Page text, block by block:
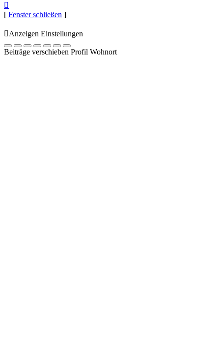
[ Fenster schließen ]
Anzeigen Einstellungen
Beiträge verschieben Profil Wohnort